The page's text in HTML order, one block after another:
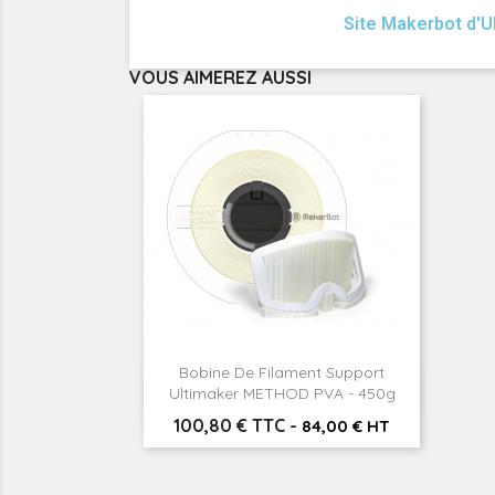
Site Makerbot
VOUS AIMEREZ AUSSI
Bobine De Filament Support
Ultimaker METHOD PVA - 450g
Prix
100,80 € TTC - 84,00 € HT
Aperçu rapide